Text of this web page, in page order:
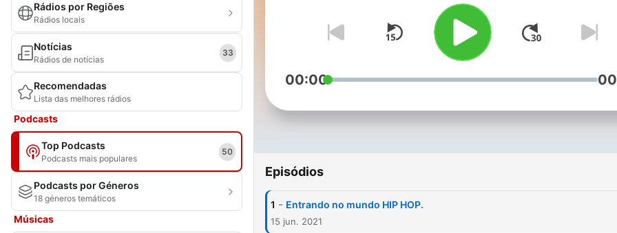
Rádios por Regiões
Rádios locais
Notícias
Rádios de notícias
33
Recomendadas
Lista das melhores rádios
Podcasts
Top Podcasts
Podcasts mais populares
50
Podcasts por Géneros
18 géneros temáticos
Músicas
00:00
Episódios
1 - Entrando no mundo HIP HOP.
15 jun. 2021